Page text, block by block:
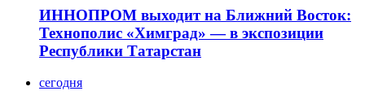
ИННОПРОМ выходит на Ближний Восток:
Технополис «Химград» — в экспозиции
Республики Татарстан
сегодня